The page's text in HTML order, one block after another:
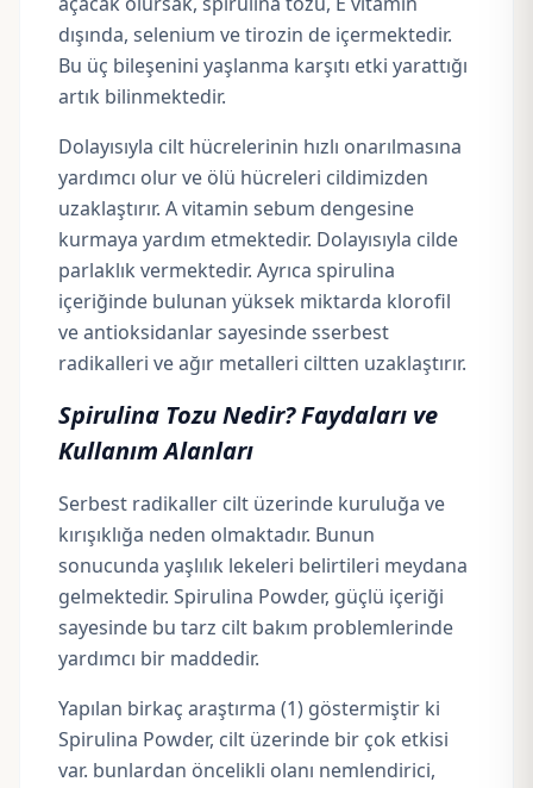
dışında, selenium ve tirozin de içermektedir.
Bu üç bileşenini yaşlanma karşıtı etki yarattığı
artık bilinmektedir.
Dolayısıyla cilt hücrelerinin hızlı onarılmasına
yardımcı olur ve ölü hücreleri cildimizden
uzaklaştırır. A vitamin sebum dengesine
kurmaya yardım etmektedir. Dolayısıyla cilde
parlaklık vermektedir. Ayrıca spirulina
içeriğinde bulunan yüksek miktarda klorofil
ve antioksidanlar sayesinde sserbest
radikalleri ve ağır metalleri ciltten uzaklaştırır.
Spirulina Tozu Nedir? Faydaları ve
Kullanım Alanları
Serbest radikaller cilt üzerinde kuruluğa ve
kırışıklığa neden olmaktadır. Bunun
sonucunda yaşlılık lekeleri belirtileri meydana
gelmektedir. Spirulina Powder, güçlü içeriği
sayesinde bu tarz cilt bakım problemlerinde
yardımcı bir maddedir.
Yapılan birkaç araştırma (1) göstermiştir ki
Spirulina Powder, cilt üzerinde bir çok etkisi
var. bunlardan öncelikli olanı nemlendirici,